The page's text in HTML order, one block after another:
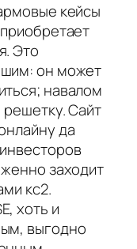
кейсы
Это
он может
навалом
решетку. Сайт
да
заходит
кс2.
хоть и
выгодно